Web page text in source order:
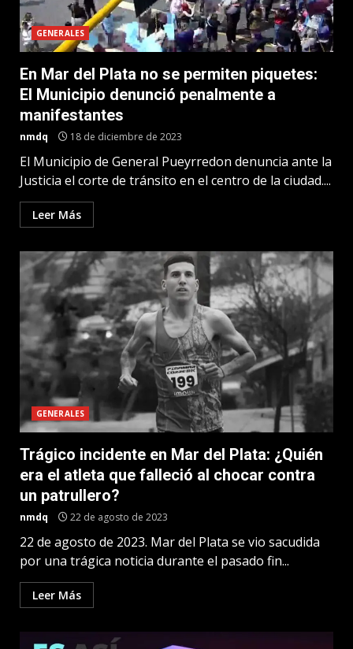
GENERALES
En Mar del Plata no se permiten piquetes:
El Municipio denunció penalmente a
manifestantes
nmdq 18 de diciembre de 2023
El Municipio de General Pueyrredon denuncia ante la
Justicia el corte de tránsito en el centro de la ciudad....
Leer Más
GENERALES
Trágico incidente en Mar del Plata: ¿Quién
era el atleta que falleció al chocar contra
un patrullero?
nmdq 22 de agosto de 2023
22 de agosto de 2023. Mar del Plata se vio sacudida
por una trágica noticia durante el pasado fin...
Leer Más